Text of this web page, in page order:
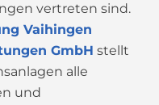
vertreten sind.
Vaihingen
GmbH stellt
alle
und